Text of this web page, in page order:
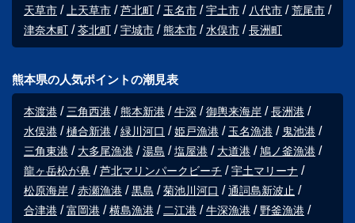
天草市 上天草市 芦北町 玉名市 宇土市 八代市
荒尾市
津奈木町
苓北町 宇城市 熊本市 水俣市 長洲町
熊本県の人気ポイントの潮見表
本渡港 三角西港 熊本新港 牛深 御輿来海岸
長洲港
水俣港
樋合新港 緑川河口 姫戸漁港 玉名漁港
鬼池港
三角東港
大多尾漁港 湯島 塩屋港 大道港
鳩ノ釜漁港
龍ヶ岳松が鼻
芦北マリンパークビーチ
宇土マリーナ
松原海岸
赤瀬漁港 黒島 菊池川河口
通詞島新波止
合津港
富岡港 横島漁港 二江港 牛深漁港
野釜漁港